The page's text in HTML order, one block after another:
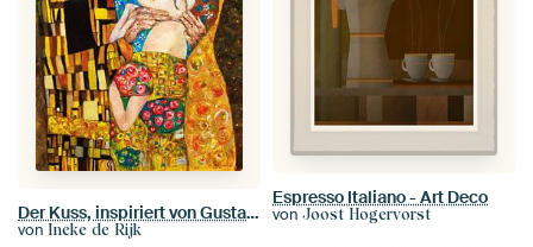
Der Kuss, inspiriert von Gustav Klimt (1)
von Ineke de Rijk
Espresso Italiano - Art Deco
von Joost Hogervorst